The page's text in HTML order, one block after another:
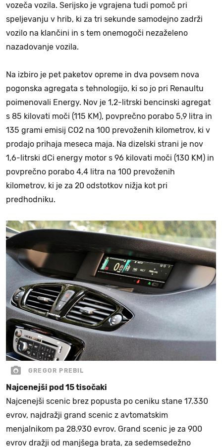
vozeča vozila. Serijsko je vgrajena tudi pomoč pri
speljevanju v hrib, ki za tri sekunde samodejno zadrži
vozilo na klančini in s tem onemogoči nezaželeno
nazadovanje vozila.
Na izbiro je pet paketov opreme in dva povsem nova
pogonska agregata s tehnologijo, ki so jo pri Renaultu
poimenovali Energy. Nov je 1,2-litrski bencinski agregat
s 85 kilovati moči (115 KM), povprečno porabo 5,9 litra in
135 grami emisij CO2 na 100 prevoženih kilometrov, ki v
prodajo prihaja meseca maja. Na dizelski strani je nov
1,6-litrski dCi energy motor s 96 kilovati moči (130 KM) in
povprečno porabo 4,4 litra na 100 prevoženih
kilometrov, ki je za 20 odstotkov nižja kot pri
predhodniku.
GREGOR PREBIL
Najcenejši pod 15 tisočaki
Najcenejši scenic brez popusta po ceniku stane 17.330
evrov, najdražji grand scenic z avtomatskim
menjalnikom pa 28.930 evrov. Grand scenic je za 900
evrov dražji od manjšega brata, za sedemsedežno